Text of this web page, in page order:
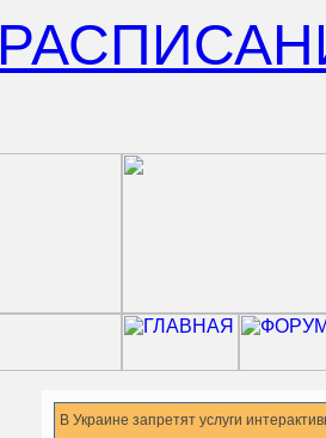
В Украине запретят услуги